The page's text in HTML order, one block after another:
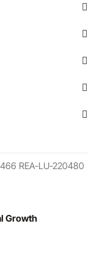
REA-LU-220480
Growth